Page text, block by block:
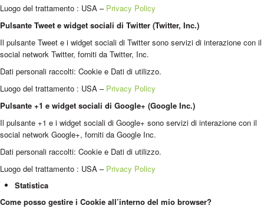
Luogo del trattamento : USA – Privacy Policy
Pulsante Tweet e widget sociali di Twitter (Twitter, Inc.)
Il pulsante Tweet e i widget sociali di Twitter sono servizi di interazione con il
social network Twitter, forniti da Twitter, Inc.
Dati personali raccolti: Cookie e Dati di utilizzo.
Luogo del trattamento : USA – Privacy Policy
Pulsante +1 e widget sociali di Google+ (Google Inc.)
Il pulsante +1 e i widget sociali di Google+ sono servizi di interazione con il
social network Google+, forniti da Google Inc.
Dati personali raccolti: Cookie e Dati di utilizzo.
Luogo del trattamento : USA – Privacy Policy
Statistica
Come posso gestire i Cookie all’interno del mio browser?